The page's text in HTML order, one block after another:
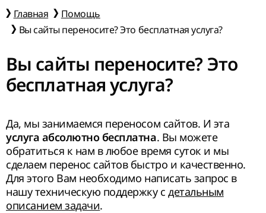
Главная
Помощь
Вы сайты переносите? Это бесплатная услуга?
Вы сайты переносите? Это
бесплатная услуга?
Да, мы занимаемся переносом сайтов. И эта
услуга абсолютно бесплатна. Вы можете
обратиться к нам в любое время суток и мы
сделаем перенос сайтов быстро и качественно.
Для этого Вам необходимо написать запрос в
нашу техническую поддержку сдетальным
описанием задачи.